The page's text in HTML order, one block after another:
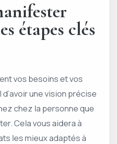
étapes clés
vos besoins et vos
une vision précise
chez la personne que
Cela vous aidera à
les mieux adaptés à